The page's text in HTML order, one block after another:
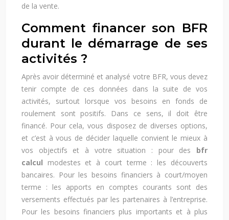
de la vente.
Comment financer son BFR
durant le démarrage de ses
activités ?
Après avoir déterminé et analysé votre BFR, vous devez
tenir compte de ces données dans la suite de vos
activités, surtout lorsque vos besoins en fonds de
roulement sont positifs. Dans ce sens, il doit être
financé. Pour cela, vous disposez de diverses options,
et c’est à vous de décider laquelle convient le mieux à
vos objectifs et à votre situation : pour des bfr
calcul modestes et à court terme : les découverts
bancaires. Pour les besoins financiers à court/moyen
terme : les apports en comptes courants sont des
versements effectués par les partenaires à l’entreprise.
Pour les besoins financiers plus importants et à plus